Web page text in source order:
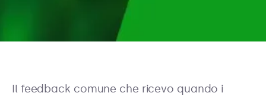
Il feedback comune che ricevo quando i